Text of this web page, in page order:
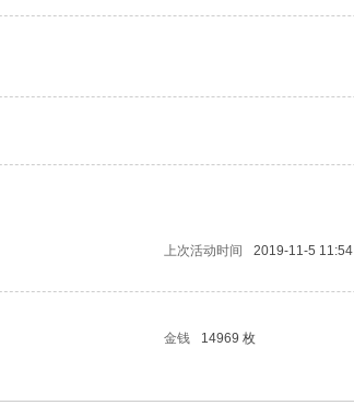
上次活动时间
2019-11-5 11:54
金钱
14969 枚